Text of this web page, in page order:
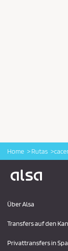
Home Rutas
Über Alsa
Transfers auf den
Privattransfers in